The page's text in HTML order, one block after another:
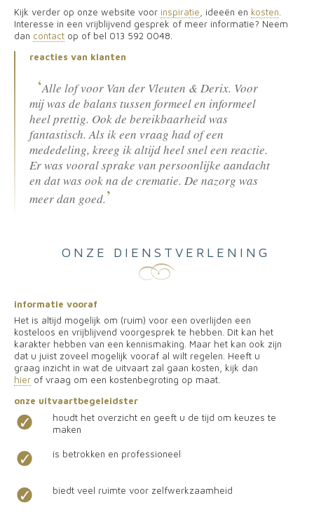
Kijk verder op onze website voor inspiratie , ideeën en kosten
Interesse in een vrijblijvend gesprek of meer informatie? Neem
dan contact op of bel 013 592 0048.
reacties van klanten
Alle lof voor Van der Vleuten & Derix. Voor
mij was de balans tussen formeel en informeel
heel prettig. Ook de bereikbaarheid was
fantastisch. Als ik een vraag had of een
mededeling, kreeg ik altijd heel snel een reactie.
Er was vooral sprake van persoonlijke aandacht
en dat was ook na de crematie. De nazorg was
meer dan goed.
ONZE DIENSTVERLENING
informatie vooraf
Het is altijd mogelijk om (ruim) voor een overlijden een
kosteloos en vrijblijvend voorgesprek te hebben. Dit kan het
karakter hebben van een kennismaking. Maar het kan ook zijn
dat u juist zoveel mogelijk vooraf al wilt regelen. Heeft u
graag inzicht in wat de uitvaart zal gaan kosten, kijk dan
hier of vraag om een kostenbegroting op maat.
onze uitvaartbegeleidster
houdt het overzicht en geeft u de tijd om keuzes te
maken
is betrokken en professioneel
biedt veel ruimte voor zelfwerkzaamheid